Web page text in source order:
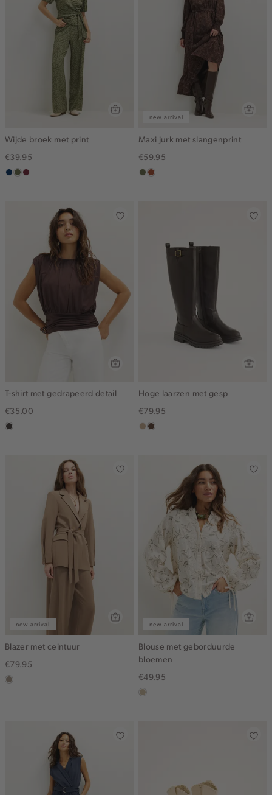
Wijde broek met print
€39.95
donkerblauw
groen,
brique
new arrival
Maxi jurk met slangenprint
€59.95
groen,
bruin
T-shirt met gedrapeerd detail
€35.00
choco
Hoge laarzen met gesp
€79.95
zanddonkerbruin
new arrival
Blazer met ceintuur
€79.95
taupe,
new arrival
Blouse met geborduurde
bloemen
€49.95
lichtzand